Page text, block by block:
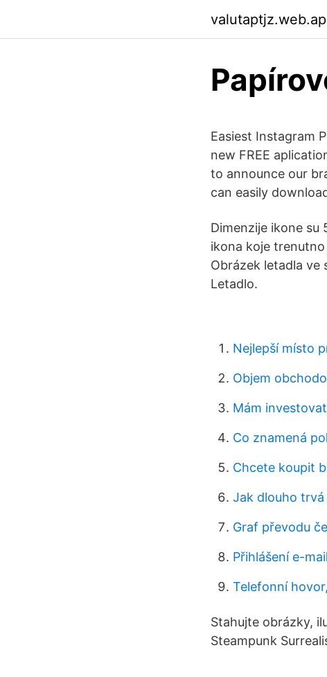
Easiest Instagram
new FREE
to announce our
can easily
Dimenzije ikone su
ikona koje
Obrázek letadla ve
Letadlo.
Nejlepší místo
Objem
Mám
Co znamená
Chcete koupit
Jak dlouho
Graf převodu
Přihlášení e-
Telefonní
Stahujte obrázky,
Steampunk